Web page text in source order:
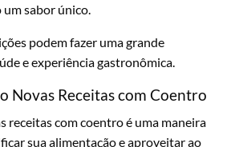
sabor único.
podem fazer uma grande
e experiência gastronômica.
Novas Receitas com Coentro
receitas com coentro é uma maneira
sua alimentação e aproveitar ao